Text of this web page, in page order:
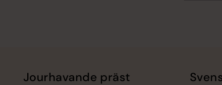
Jourhavande präst